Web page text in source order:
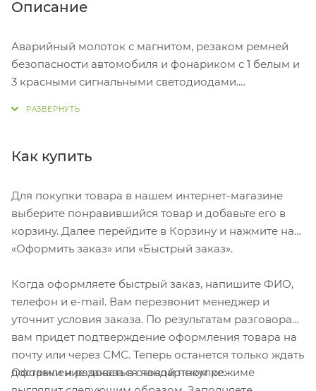
Описание
Аварийный молоток с магнитом, резаком ремней
безопасности автомобиля и фонариком с 1 белым и
3 красными сигнальными светодиодами.
Как купить
Для покупки товара в нашем интернет-магазине
выберите понравившийся товар и добавьте его в
корзину. Далее перейдите в Корзину и нажмите на
«Оформить заказ» или «Быстрый заказ».
Когда оформляете быстрый заказ, напишите ФИО,
телефон и e-mail. Вам перезвонит менеджер и
уточнит условия заказа. По результатам разговора
вам придет подтверждение оформления товара на
почту или через СМС. Теперь останется только ждать
доставки и радоваться новой покупке.
Оформление заказа в стандартном режиме